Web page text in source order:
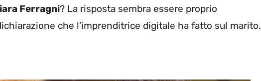
Ferragni? La risposta sembra essere proprio
che l’imprenditrice digitale ha fatto sul marito.